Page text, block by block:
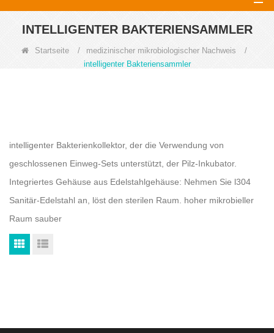
INTELLIGENTER BAKTERIENSAMMLER
Startseite / medizinischer mikrobiologischer Nachweis
/
intelligenter Bakteriensammler
intelligenter Bakterienkollektor, der die Verwendung von
geschlossenen Einweg-Sets unterstützt, der Pilz-Inkubator.
Integriertes Gehäuse aus Edelstahlgehäuse: Nehmen Sie l304
Sanitär-Edelstahl an, löst den sterilen Raum. hoher mikrobieller
Raum sauber